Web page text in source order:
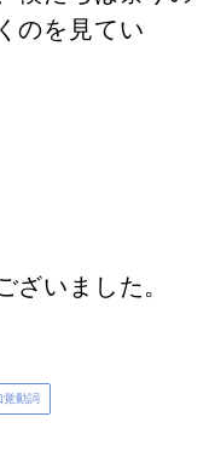
のを見てい
ざいました。
動詞